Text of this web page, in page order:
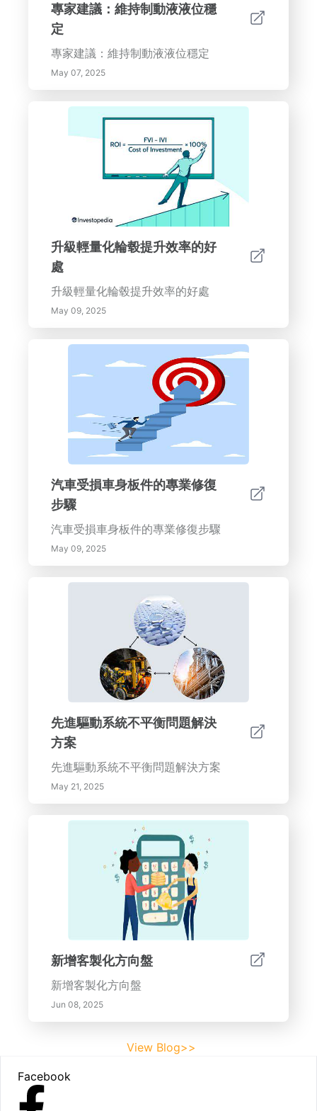
專家建議：維持制動液液位穩
定
專家建議：維持制動液液位穩定
May 07, 2025
升級輕量化輪毂提升效率的好
處
升級輕量化輪毂提升效率的好處
May 09, 2025
汽車受損車身板件的專業修復
步驟
汽車受損車身板件的專業修復步驟
May 09, 2025
先進驅動系統不平衡問題解決
方案
先進驅動系統不平衡問題解決方案
May 21, 2025
新增客製化方向盤
新增客製化方向盤
Jun 08, 2025
View Blog>>
Facebook